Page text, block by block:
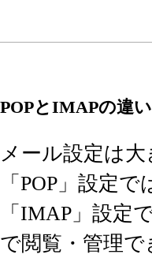
POPとIMAPの違い
メール設定は大
「POP」設定
「IMAP」設定
で閲覧・管理で